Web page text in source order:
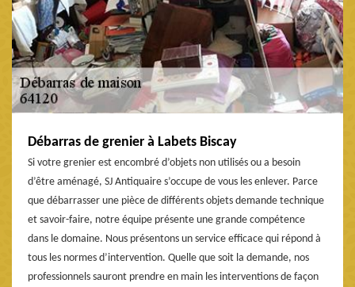
Débarras de grenier à Labets Biscay
Si votre grenier est encombré d’objets non utilisés ou a besoin
d’être aménagé, SJ Antiquaire s’occupe de vous les enlever. Parce
que débarrasser une pièce de différents objets demande technique
et savoir-faire, notre équipe présente une grande compétence
dans le domaine. Nous présentons un service efficace qui répond à
tous les normes d’intervention. Quelle que soit la demande, nos
professionnels sauront prendre en main les interventions de façon